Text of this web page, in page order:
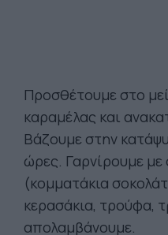
Προσθέτουμε στο
καραμέλας και
Βάζουμε στην
ώρες. Γαρνίρουμε με
(κομματάκια
κερασάκια, τρούφα,
απολαμβάνουμε.